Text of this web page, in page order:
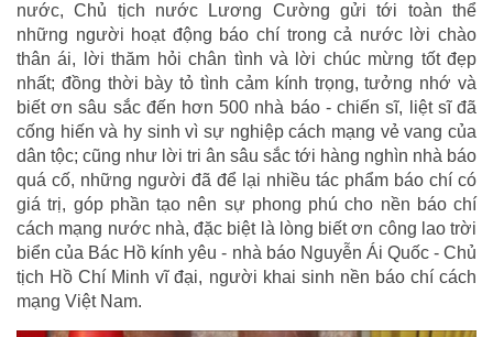
nước, Chủ tịch nước Lương Cường gửi tới toàn thể
những người hoạt động báo chí trong cả nước lời chào
thân ái, lời thăm hỏi chân tình và lời chúc mừng tốt đẹp
nhất; đồng thời bày tỏ tình cảm kính trọng, tưởng nhớ và
biết ơn sâu sắc đến hơn 500 nhà báo - chiến sĩ, liệt sĩ đã
cống hiến và hy sinh vì sự nghiệp cách mạng vẻ vang của
dân tộc; cũng như lời tri ân sâu sắc tới hàng nghìn nhà báo
quá cố, những người đã để lại nhiều tác phẩm báo chí có
giá trị, góp phần tạo nên sự phong phú cho nền báo chí
cách mạng nước nhà, đặc biệt là lòng biết ơn công lao trời
biển của Bác Hồ kính yêu - nhà báo Nguyễn Ái Quốc - Chủ
tịch Hồ Chí Minh vĩ đại, người khai sinh nền báo chí cách
mạng Việt Nam.